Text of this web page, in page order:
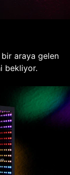
bir araya gelen
bekliyor.